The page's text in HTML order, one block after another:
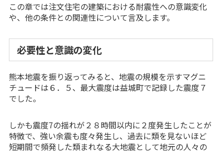
この章では注文住宅の建築における耐震性への意識変化
や、他の条件との関連性について言及します。
必要性と意識の変化
熊本地震を振り返ってみると、地震の規模を示すマグニ
チュードは６．５、最大震度は益城町で記録した震度７
でした。
しかも震度7の揺れが２８時間以内に２度発生したことが
特徴で、強い余震も度々発生し、過去に類を見ないほど
短期間で頻発した類まれなる大地震として地元の人々の